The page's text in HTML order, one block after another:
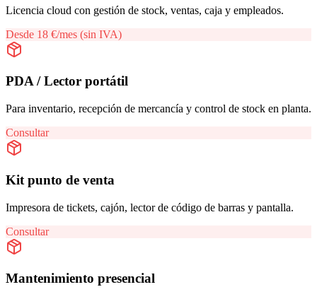
Licencia cloud con gestión de stock, ventas, caja y empleados.
Desde 18 €/mes (sin IVA)
PDA / Lector portátil
Para inventario, recepción de mercancía y control de stock en planta.
Consultar
Kit punto de venta
Impresora de tickets, cajón, lector de código de barras y pantalla.
Consultar
Mantenimiento presencial